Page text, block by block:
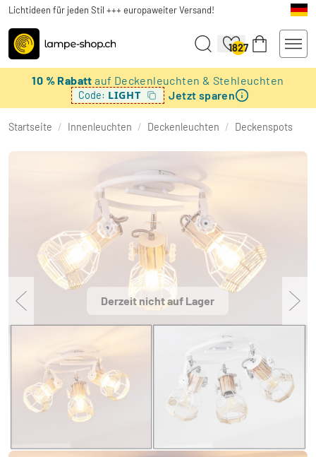
Lichtideen für jeden Stil +++ europaweiter Versand!
1827
10 % Rabattauf Deckenleuchten & Stehleuchten
Code: LIGHT Jetzt sparen
Startseite / Innenleuchten / Deckenleuchten / Deckenspots
Derzeit nicht auf Lager